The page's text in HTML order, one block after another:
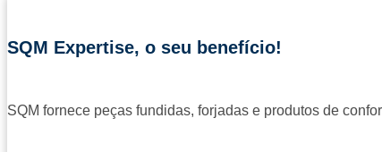
SQM Expertise, o seu benefício!
SQM fornece peças fundidas, forjadas e produtos de